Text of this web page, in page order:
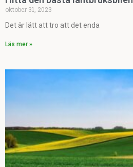
oktober 31, 2023
Det är lätt att tro att det enda
Läs mer »